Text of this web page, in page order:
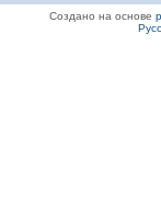
Создано на основе